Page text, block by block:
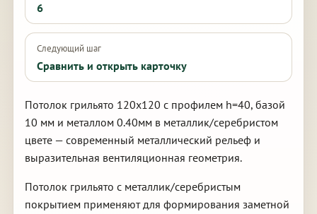
6
Следующий шаг
Сравнить и открыть карточку
Потолок грильято 120х120 с профилем h=40, базой
10 мм и металлом 0.40мм в металлик/серебристом
цвете — современный металлический рельеф и
выразительная вентиляционная геометрия.
Потолок грильято с металлик/серебристым
покрытием применяют для формирования заметной